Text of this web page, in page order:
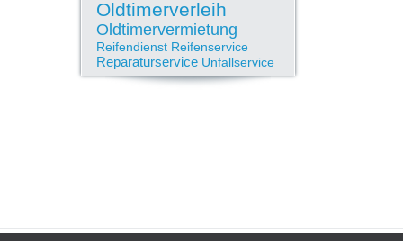
Oldtimerverleih
Oldtimervermietung
Reifendienst Reifenservice
Reparaturservice Unfallservice